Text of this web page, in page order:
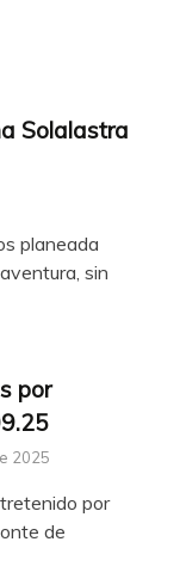
Solalastra
planeada
sin
por
2025
por
de